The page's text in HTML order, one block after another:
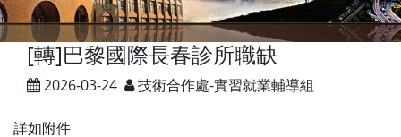
[轉]巴黎國際長春診所職缺
2026-03-24 技術合作處-實習就業輔導組
詳如附件